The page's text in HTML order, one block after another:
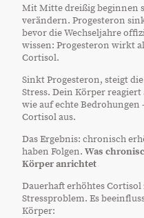
Mit Mitte dreißig beginnen
verändern. Progesteron
bevor die Wechseljahre
wissen: Progesteron wirkt
Cortisol.
Sinkt Progesteron, steigt
Stress. Dein Körper
wie auf echte
Cortisol aus.
Das Ergebnis: chronisch
haben Folgen. Was
Körper anrichtet
Dauerhaft erhöhtes
Stressproblem. Es
Körper: